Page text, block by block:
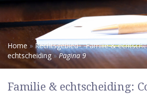
Home »Rechtsgebied»Familie &
echtscheiding»Pagina 9
Familie & echtscheiding: